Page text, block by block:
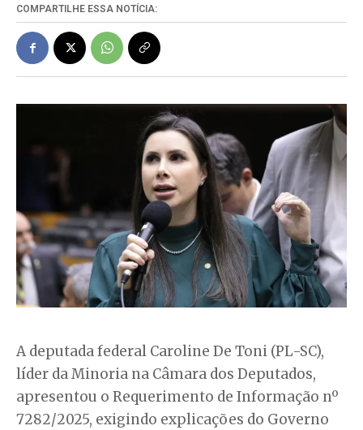
COMPARTILHE ESSA NOTÍCIA:
A deputada federal Caroline De Toni (PL-SC),
líder da Minoria na Câmara dos Deputados,
apresentou o Requerimento de Informação nº
7282/2025, exigindo explicações do Governo